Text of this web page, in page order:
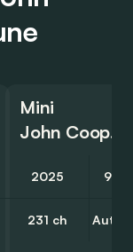
Mini
John Cooper Works Cabrio
2025 9
231 ch